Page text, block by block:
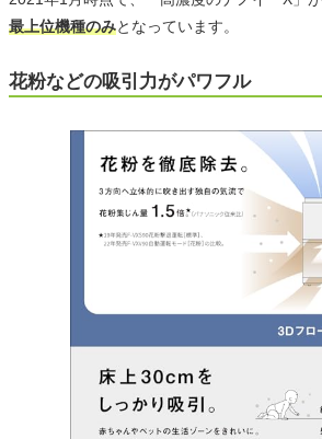
最上位機種のみとなっています。
花粉などの吸引力がパワフル